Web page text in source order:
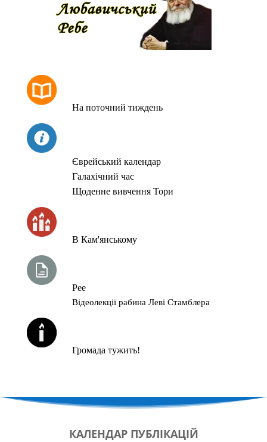
На поточний тиждень
Єврейський календар
Галахічний час
Щоденне вивчення Тори
В Кам'янському
Рее
Відеолекції рабина Леві Стамблера
Громада тужить!
КАЛЕНДАР ПУБЛІКАЦІЙ